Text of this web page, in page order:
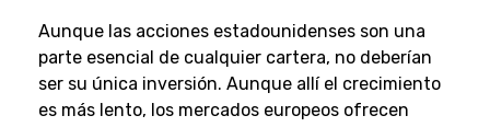
Aunque las acciones estadounidenses son una
parte esencial de cualquier cartera, no deberían
ser su única inversión. Aunque allí el crecimiento
es más lento, los mercados europeos ofrecen